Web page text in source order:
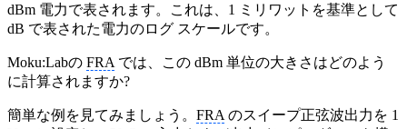
dBm 電力で表されます。これは、1 ミリワットを基準として
dB で表された電力のログ スケールです。
Moku:Labの FRA では、この dBm 単位の大きさはどのよう
に計算されますか?
簡単な例を見てみましょう。 FRA のスイープ正弦波出力を 1